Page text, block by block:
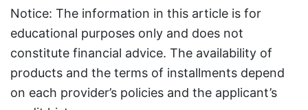
Notice: The information in this article is for
educational purposes only and does not
constitute financial advice. The availability of
products and the terms of installments depend
on each provider’s policies and the applicant’s